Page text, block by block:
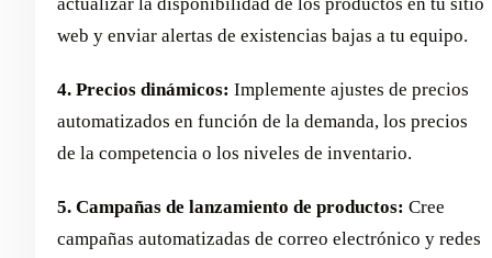
web y enviar alertas de existencias bajas a tu equipo.
4. Precios dinámicos: Implemente ajustes de precios
automatizados en función de la demanda, los precios
de la competencia o los niveles de inventario.
5. Campañas de lanzamiento de productos: Cree
campañas automatizadas de correo electrónico y redes